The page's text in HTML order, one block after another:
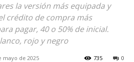
la versión más equipada y
crédito de compra más
pagar, 40 o 50% de inicial.
rojo y negro
mayo de 2025 0
735